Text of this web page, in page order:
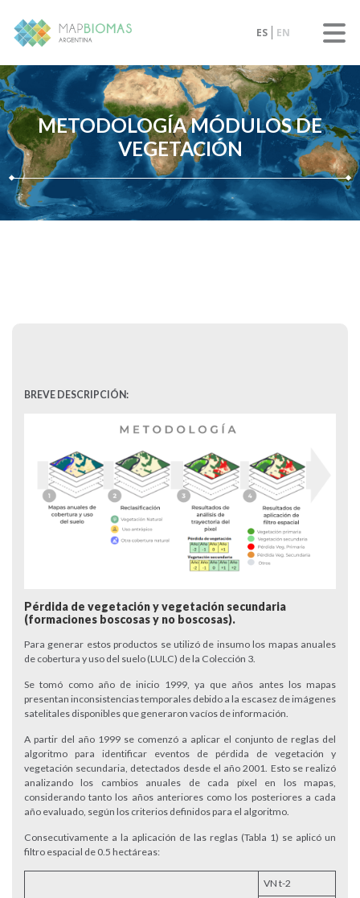
ES EN
METODOLOGÍA MÓDULOS DE
VEGETACIÓN
BREVE DESCRIPCIÓN:
Pérdida de vegetación y vegetación secundaria
(formaciones boscosas y no boscosas).
Para generar estos productos se utilizó de insumo los mapas anuales
de cobertura y uso del suelo (LULC) de la Colección 3.
Se tomó como año de inicio 1999, ya que años antes los mapas
presentan inconsistencias temporales debido a la escasez de imágenes
satelitales disponibles que generaron vacíos de información.
A partir del año 1999 se comenzó a aplicar el conjunto de reglas del
algoritmo para identificar eventos de pérdida de vegetación y
vegetación secundaria, detectados desde el año 2001. Esto se realizó
analizando los cambios anuales de cada píxel en los mapas,
considerando tanto los años anteriores como los posteriores a cada
año evaluado, según los criterios definidos para el algoritmo.
Consecutivamente a la aplicación de las reglas (Tabla 1) se aplicó un
filtro espacial de 0.5 hectáreas:
VN t-2